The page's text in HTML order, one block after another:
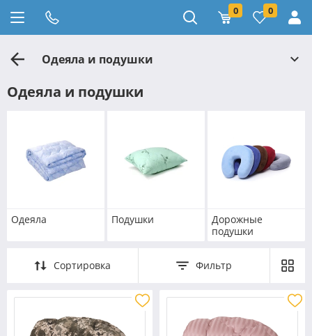
0 0
Одеяла и подушки
Одеяла и подушки
Одеяла Подушки
Дорожные
подушки
Сортировка Фильтр